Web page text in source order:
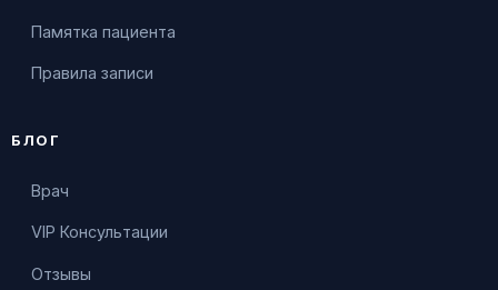
Памятка пациента
Правила записи
БЛОГ
Врач
VIP Консультации
Отзывы